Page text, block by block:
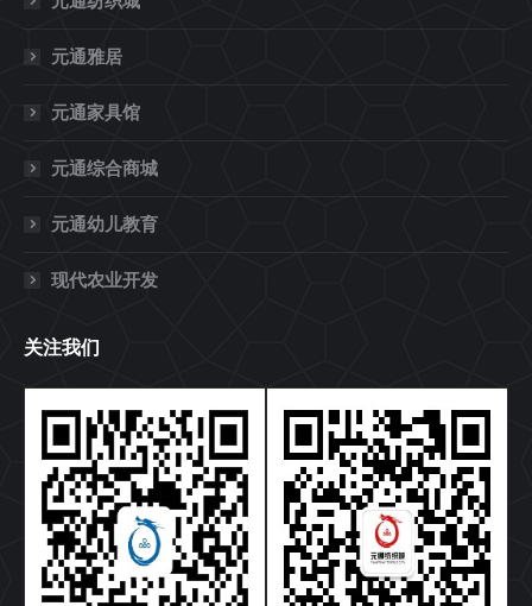
元通雅居
元通家具馆
元通综合商城
元通幼儿教育
现代农业开发
关注我们